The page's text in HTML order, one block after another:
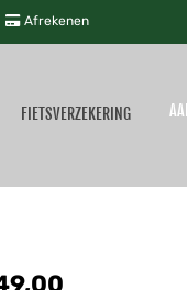
Afrekenen
FIETSVERZEKERING